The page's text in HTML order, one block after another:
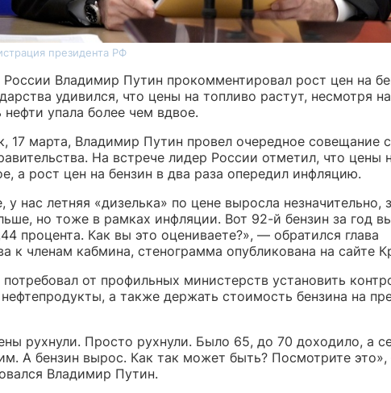
президента РФ
России Владимир Путин прокомментировал рост цен на
удивился, что цены на топливо растут, несмотря
упала более чем вдвое.
17 марта, Владимир Путин провел очередное совещание с
На встрече лидер России отметил, что цены
а рост цен на бензин в два раза опередил инфляцию.
у нас летняя «дизелька» по цене выросла незначительно,
но тоже в рамках инфляции. Вот 92-й бензин за год
процента. Как вы это оцениваете?», — обратился глава
к членам кабмина, стенограмма опубликована на сайте
от профильных министерств установить
а также держать стоимость бензина на
рухнули. Просто рухнули. Было 65, до 70 доходило, а
А бензин вырос. Как так может быть? Посмотрите
Владимир Путин.